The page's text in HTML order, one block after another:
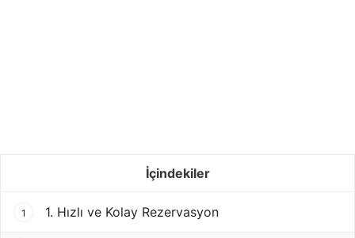
İçindekiler
1 1. Hızlı ve Kolay Rezervasyon